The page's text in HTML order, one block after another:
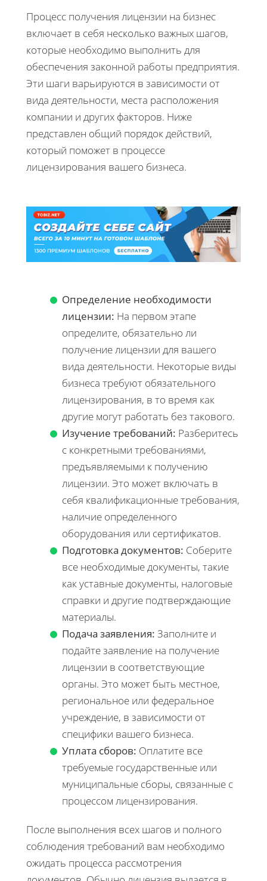
Процесс получения лицензии на бизнес
включает в себя несколько важных шагов,
которые необходимо выполнить для
обеспечения законной работы предприятия.
Эти шаги варьируются в зависимости от
вида деятельности, места расположения
компании и других факторов. Ниже
представлен общий порядок действий,
который поможет в процессе
лицензирования вашего бизнеса.
Определение необходимости
лицензии: На первом этапе
определите, обязательно ли
получение лицензии для вашего
вида деятельности. Некоторые виды
бизнеса требуют обязательного
лицензирования, в то время как
другие могут работать без такового.
Изучение требований: Разберитесь
с конкретными требованиями,
предъявляемыми к получению
лицензии. Это может включать в
себя квалификационные требования,
наличие определенного
оборудования или сертификатов.
Подготовка документов: Соберите
все необходимые документы, такие
как уставные документы, налоговые
справки и другие подтверждающие
материалы.
Подача заявления: Заполните и
подайте заявление на получение
лицензии в соответствующие
органы. Это может быть местное,
региональное или федеральное
учреждение, в зависимости от
специфики вашего бизнеса.
Уплата сборов: Оплатите все
требуемые государственные или
муниципальные сборы, связанные с
процессом лицензирования.
После выполнения всех шагов и полного
соблюдения требований вам необходимо
ожидать процесса рассмотрения